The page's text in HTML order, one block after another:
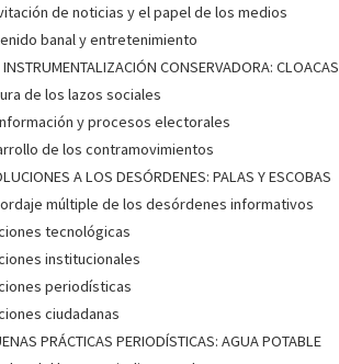
de noticias y el papel de los medios
banal y entretenimiento
CONSERVADORA: CLOACAS
de los lazos sociales
y procesos electorales
de los contramovimientos
A LOS DESÓRDENES: PALAS Y ESCOBAS
múltiple de los desórdenes informativos
tecnológicas
institucionales
periodísticas
ciudadanas
PRÁCTICAS PERIODÍSTICAS: AGUA POTABLE